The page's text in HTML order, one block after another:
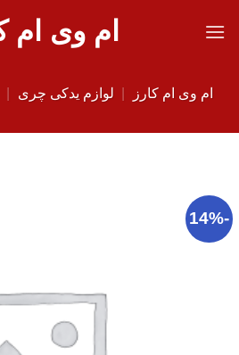
ام وی ام
ام وی ام کارز لوازم یدکی چری
-14%